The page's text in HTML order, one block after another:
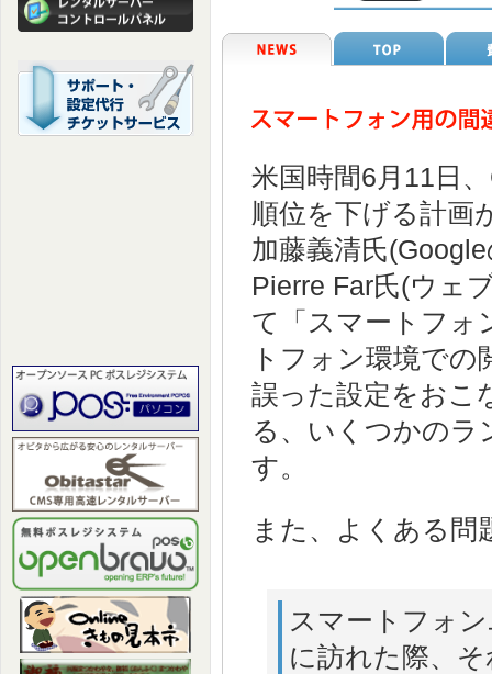
米国時間6月11日
順位を下げる計画
加藤義清氏
Pierre Far氏(ウェ
て「スマートフォ
トフォン環境で
誤った設定をおこ
る、いくつかのラ
す。
また、よくある問
スマートフォ
に訪れた際、